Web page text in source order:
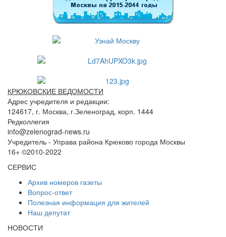
КРЮКОВСКИЕ ВЕДОМОСТИ
Адрес учредителя и редакции:
124617, г. Москва, г.Зеленоград, корп. 1444
Редколлегия
info@zelenograd-news.ru
Учредитель - Управа района Крюково города Москвы
16+ ©2010-2022
СЕРВИС
Архив номеров газеты
Вопрос-ответ
Полезная информация для жителей
Наш депутат
НОВОСТИ